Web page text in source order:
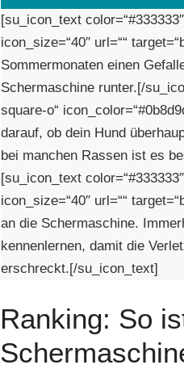
[su_icon_text
icon_size=“40″ url=““
Sommermonaten einen
Schermaschine runter.[/
square-o“
darauf, ob dein Hund
bei manchen Rassen ist es
[su_icon_text
icon_size=“40″ url=““
an die Schermaschine.
kennenlernen, damit die
erschreckt.[/su_icon_text]
Ranking: So